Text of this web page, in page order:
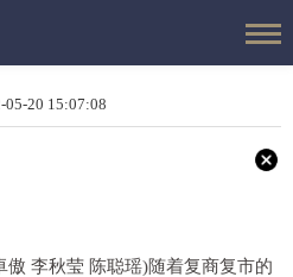
20 15:07:08
傲 李秋莹 陈聪瑶)随着复商复市的